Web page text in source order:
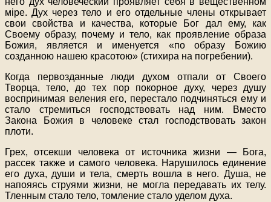
мipe. Дух через тело и его отдельные члены открывает
свои свойства и качества, которые Бог дал ему, как
Своему образу, почему и тело, как проявление образа
Божия, является и именуется «по образу Божию
созданною нашею красотою» (стихира на погребении).
Когда первозданные люди духом отпали от Своего
Творца, тело, до тех пор покорное духу, через душу
воспринимая веления его, перестало подчиняться ему и
стало стремиться господствовать над ним. Вместо
Закона Божия в человеке стал господствовать закон
плоти.
Грех, отсекши человека от источника жизни — Бога,
рассек также и самого человека. Нарушилось единение
его духа, души и тела, смерть вошла в него. Душа, не
напояясь струями жизни, не могла передавать их телу.
Тленным стало тело, томление стало уделом духа.